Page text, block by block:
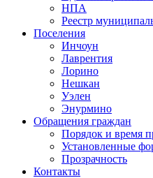
НПА
Реестр
Поселения
Инчоун
Лаврентия
Лорино
Нешкан
Уэлен
Энурмино
Обращения граждан
Порядок и время
Установленные
Прозрачность
Контакты